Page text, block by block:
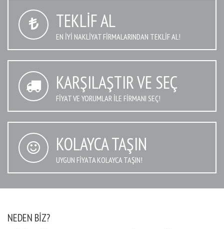
TEKLIF AL
EN IYI NAKLIYAT FIRMALARINDAN TEKLIF AL!
KARŞILAŞTIR VE SEÇ
FIYAT VE YORUMLAR İLE FIRMANI SEÇ!
KOLAYCA TAŞIN
UYGUN FIYATA KOLAYCA TAŞIN!
NEDEN BIZ?